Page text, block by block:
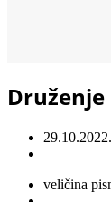
29.10.2022.
veličina